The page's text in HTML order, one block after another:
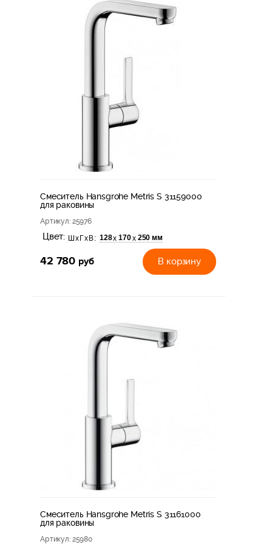
Смеситель Hansgrohe Metris S 31159000
для раковины
Артикул: 25976
Цвет: ШхГхВ: 128х 170х 250 мм
42 780 руб В корзину
Смеситель Hansgrohe Metris S 31161000
для раковины
Артикул: 25980